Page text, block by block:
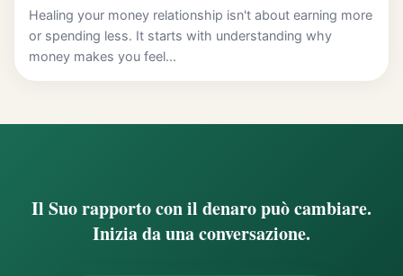
Healing your money relationship isn't about earning more
or spending less. It starts with understanding why
money makes you feel...
Il Suo rapporto con il denaro può cambiare.
Inizia da una conversazione.